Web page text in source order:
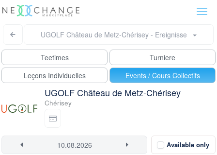
UGOLF Château de Metz-Chérisey - Ereignisse
Teetimes
Turniere
Leçons Individuelles
Events / Cours Collectifs
UGOLF Château de Metz-Chérisey
Chérisey
Available only